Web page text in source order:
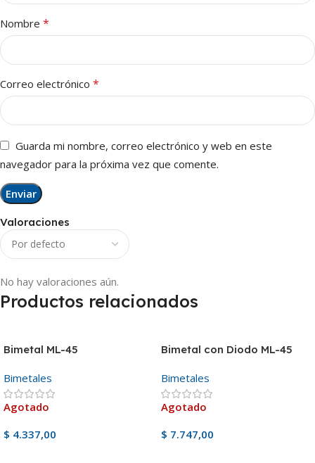
Valoraciones
No hay valoraciones aún.
Nombre *
Correo electrónico *
Guarda mi nombre, correo electrónico y web en este
navegador para la próxima vez que comente.
Productos relacionados
Bimetal ML-45
Bimetales
Agotado
$ 4.337,00
Bimetal con Diodo ML-45
Bimetales
Agotado
$ 7.747,00